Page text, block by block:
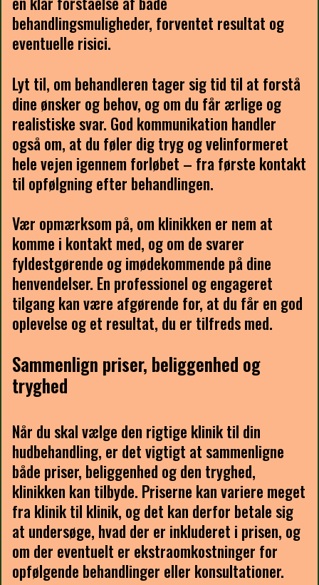
behandlingsmuligheder, forventet resultat og
eventuelle risici.
Lyt til, om behandleren tager sig tid til at forstå
dine ønsker og behov, og om du får ærlige og
realistiske svar. God kommunikation handler
også om, at du føler dig tryg og velinformeret
hele vejen igennem forløbet – fra første kontakt
til opfølgning efter behandlingen.
Vær opmærksom på, om klinikken er nem at
komme i kontakt med, og om de svarer
fyldestgørende og imødekommende på dine
henvendelser. En professionel og engageret
tilgang kan være afgørende for, at du får en god
oplevelse og et resultat, du er tilfreds med.
Sammenlign priser, beliggenhed og
tryghed
Når du skal vælge den rigtige klinik til din
hudbehandling, er det vigtigt at sammenligne
både priser, beliggenhed og den tryghed,
klinikken kan tilbyde. Priserne kan variere meget
fra klinik til klinik, og det kan derfor betale sig
at undersøge, hvad der er inkluderet i prisen, og
om der eventuelt er ekstraomkostninger for
opfølgende behandlinger eller konsultationer.